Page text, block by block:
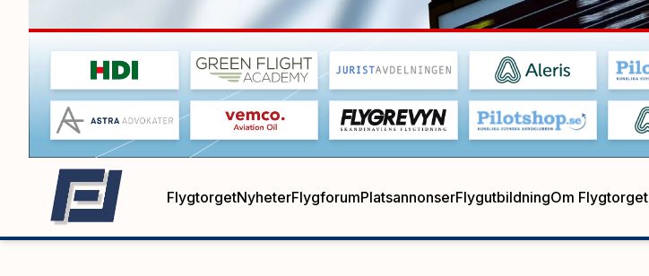
FlygtorgetNyheterFlygforumPlatsannonserFlygutbildningOm Flygtorget